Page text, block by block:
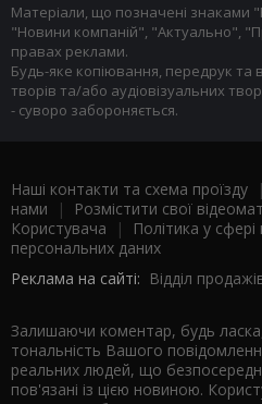
Матеріали, що позначені знаками
"Новини компаній", "Актуально",
правах реклами.
Будь-яке копіювання, передрук та
творів та/або аудіовізуальних
- суворо забороняється.
Наші контакти та схема проїзду
нами | Розмістити свої
Користувача |
Політика у сфері
персональних даних
Реклама на сайті: Відділ
Залишаючи коментар, будь
тональність Вашого
реальних людей, що
пов'язані із цією новиною.